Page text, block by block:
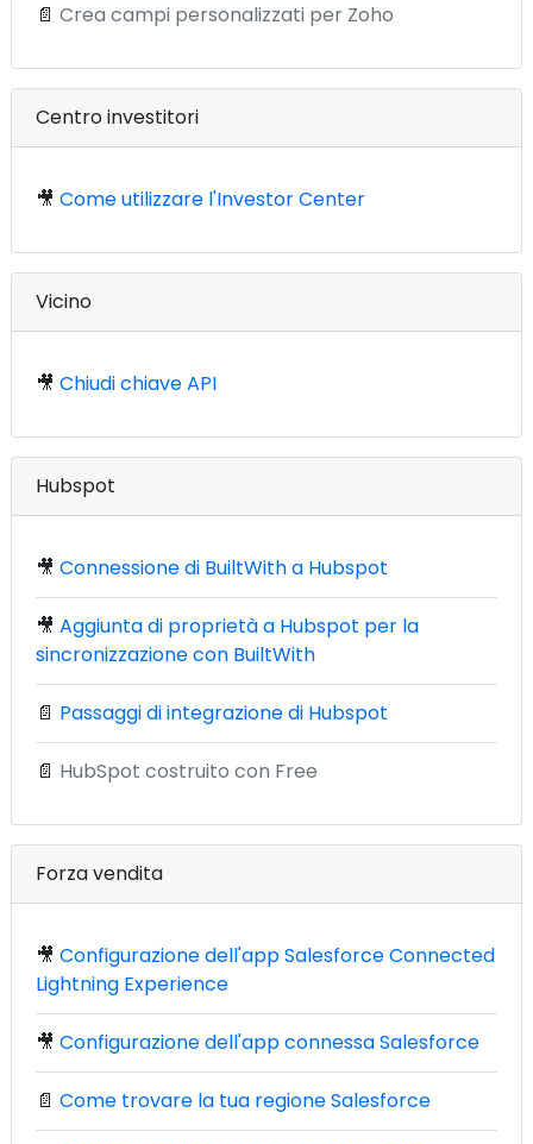
📄 Crea campi personalizzati per Zoho
Centro investitori
🎥 Come utilizzare l'Investor Center
Vicino
🎥 Chiudi chiave API
Hubspot
🎥 Connessione di BuiltWith a Hubspot
🎥 Aggiunta di proprietà a Hubspot per la
sincronizzazione con BuiltWith
📄 Passaggi di integrazione di Hubspot
📄 HubSpot costruito con Free
Forza vendita
🎥 Configurazione dell'app Salesforce Connected
Lightning Experience
🎥 Configurazione dell'app connessa Salesforce
📄 Come trovare la tua regione Salesforce